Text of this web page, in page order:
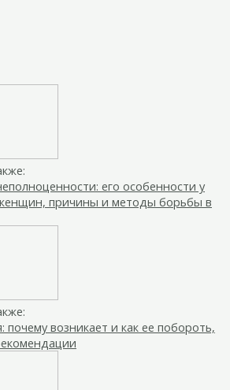
его особенности у
причины и методы борьбы в
почему возникает и как ее побороть,